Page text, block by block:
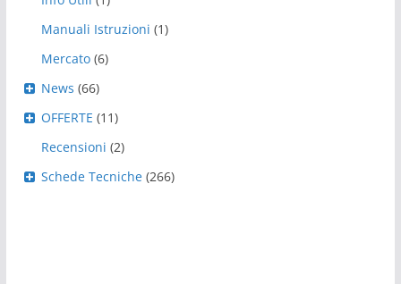
Manuali Istruzioni (1)
Mercato (6)
News (66)
OFFERTE (11)
Recensioni (2)
Schede Tecniche (266)